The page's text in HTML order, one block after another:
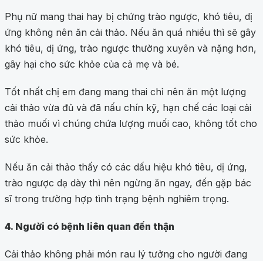
Phụ nữ mang thai hay bị chứng trào ngược, khó tiêu, dị
ứng không nên ăn cải thảo. Nếu ăn quá nhiều thì sẽ gây
khó tiêu, dị ứng, trào ngược thường xuyên và nặng hơn,
gây hại cho sức khỏe của cả mẹ và bé.
Tốt nhất chị em đang mang thai chỉ nên ăn một lượng
cải thảo vừa đủ và đã nấu chín kỹ, hạn chế các loại cải
thảo muối vì chúng chứa lượng muối cao, không tốt cho
sức khỏe.
Nếu ăn cải thảo thấy có các dấu hiệu khó tiêu, dị ứng,
trào ngược dạ dày thì nên ngừng ăn ngay, đến gặp bác
sĩ trong trường hợp tình trạng bệnh nghiêm trọng.
4. Người có bệnh liên quan đến thận
Cải thảo không phải món rau lý tưởng cho người đang